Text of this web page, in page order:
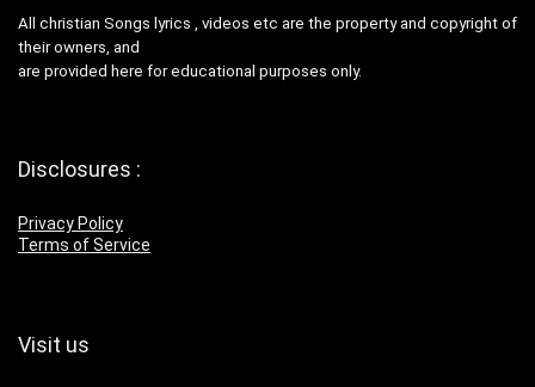
All christian Songs lyrics , videos etc are the property and copyright of
their owners, and
are provided here for educational purposes only.
Disclosures :
Privacy Policy
Terms of Service
Visit us